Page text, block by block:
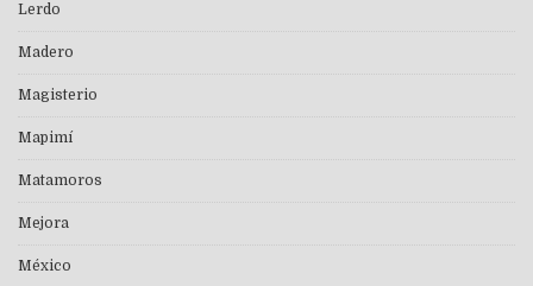
Lerdo
Madero
Magisterio
Mapimí
Matamoros
Mejora
México